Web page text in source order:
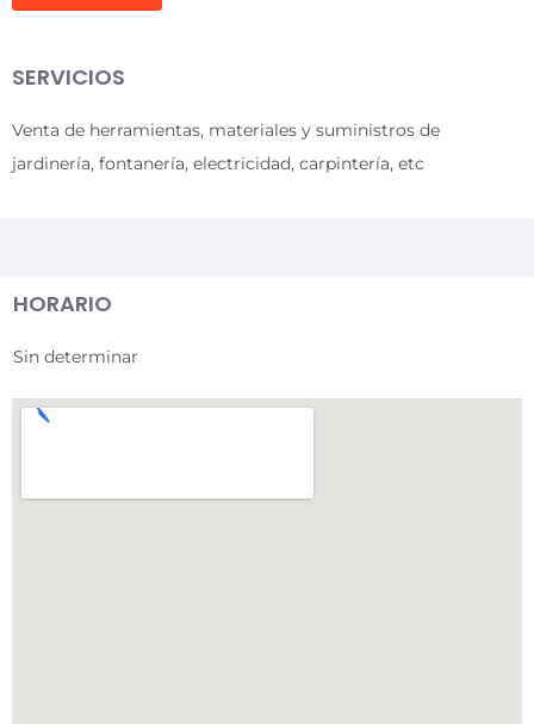
SERVICIOS
Venta de herramientas, materiales y suministros de
jardinería, fontanería, electricidad, carpintería, etc
HORARIO
Sin determinar